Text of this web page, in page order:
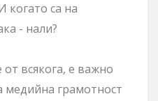
когато са на
- нали?
всякога, е важно
медийна грамотност